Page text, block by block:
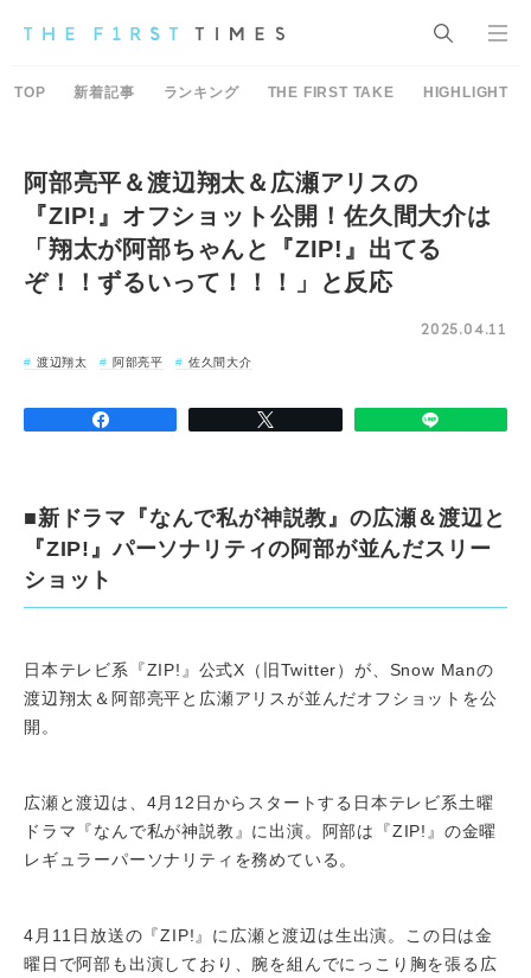
TOP 新着記事 ランキング THE FIRST TAKE HIGHLIGHT
阿部亮平＆渡辺翔太＆広瀬アリスの
『ZIP!』オフショット公開！佐久間大介は
「翔太が阿部ちゃんと『ZIP!』出てる
ぞ！！ずるいって！！！」と反応
2025.04.11
渡辺翔太 阿部亮平 佐久間大介
■新ドラマ『なんで私が神説教』の広瀬＆渡辺と
『ZIP!』パーソナリティの阿部が並んだスリー
ショット
日本テレビ系『ZIP!』公式X（旧Twitter）が、Snow Manの
渡辺翔太＆阿部亮平と広瀬アリスが並んだオフショットを公
開。
広瀬と渡辺は、4月12日からスタートする日本テレビ系土曜
ドラマ『なんで私が神説教』に出演。阿部は『ZIP!』の金曜
レギュラーパーソナリティを務めている。
4月11日放送の『ZIP!』に広瀬と渡辺は生出演。この日は金
曜日で阿部も出演しており、腕を組んでにっこり胸を張る広